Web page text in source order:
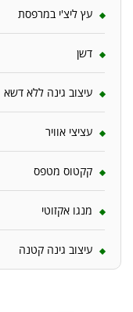
עץ ליצ'י במרפסת
דשן
עיצוב גינה ללא דשא
עציצי אוויר
קקטוס מטפס
מנגו אקזוטי
עיצוב גינה קטנה